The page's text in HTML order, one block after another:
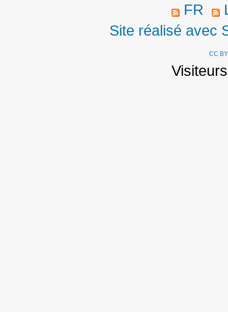
FR
Site réalisé avec
CC